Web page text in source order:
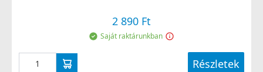
2 890 Ft
Saját raktárunkban
Részletek